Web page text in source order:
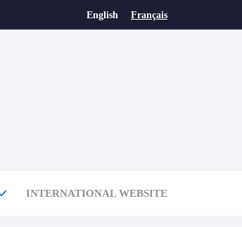
English Français
INTERNATIONAL WEBSITE